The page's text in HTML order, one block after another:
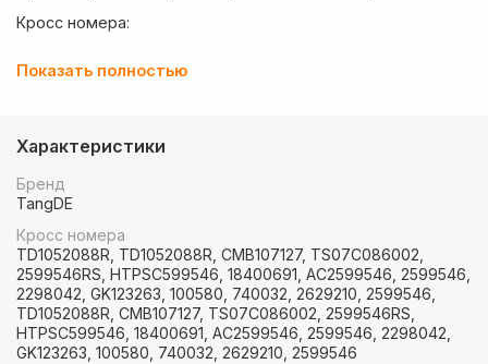
Кросс номера:
2599546RS, HTPSC599546, 18400691, AC2599546,
2599546RS, HTPSC599546, 18400691, AC2599546,
2599546, 2298042, GK123263, 100580, 740032, 2629210,
2599546
Показать полностью
Характеристики
Бренд
TangDE
Кросс номера
TD1052088R, TD1052088R, CMB107127, TS07C086002,
2599546RS, HTPSC599546, 18400691, AC2599546, 2599546,
2298042, GK123263, 100580, 740032, 2629210, 2599546,
TD1052088R, CMB107127, TS07C086002, 2599546RS,
HTPSC599546, 18400691, AC2599546, 2599546, 2298042,
GK123263, 100580, 740032, 2629210, 2599546